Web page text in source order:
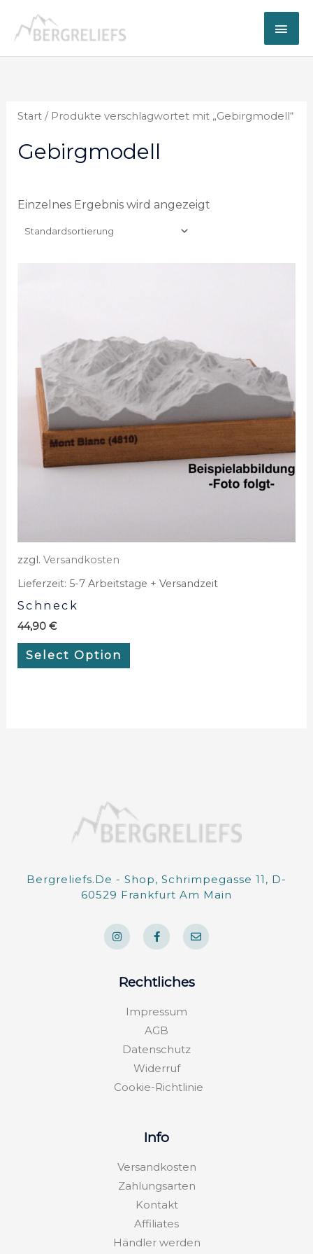
Inhalt
springen
Start/ Produkte verschlagwortet mit „Gebirgmodell“
Gebirgmodell
Einzelnes Ergebnis wird angezeigt
zzgl. Versandkosten
Lieferzeit: 5-7 Arbeitstage + Versandzeit
Schneck
44,90 €
Select Option
Bergreliefs.de - Shop, Schrimpegasse 11, D-
60529 Frankfurt Am Main
I
n
s
t
g
r
F
a
c
e
o
o
f
E
n
v
e
Rechtliches
Impressum
AGB
Datenschutz
Widerruf
Cookie-Richtlinie
Info
Versandkosten
Zahlungsarten
Kontakt
Affiliates
Händler werden